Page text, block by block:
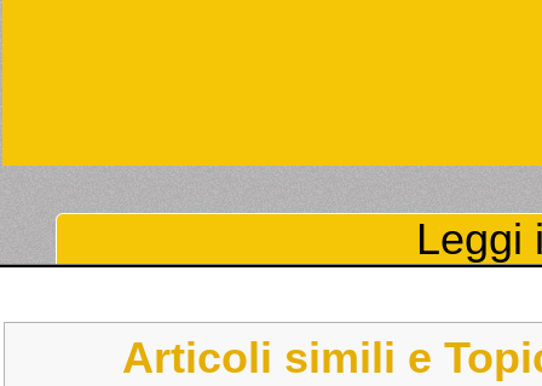
Leggi
Articoli simili e